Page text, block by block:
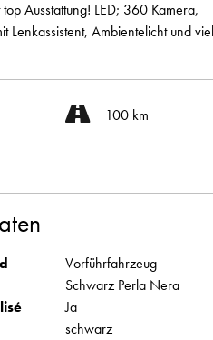
Ausstattung! LED; 360 Kamera,
Lenkassistent, Ambientelicht und viel
100 km
Vorführfahrzeug
Schwarz Perla Nera
Ja
schwarz